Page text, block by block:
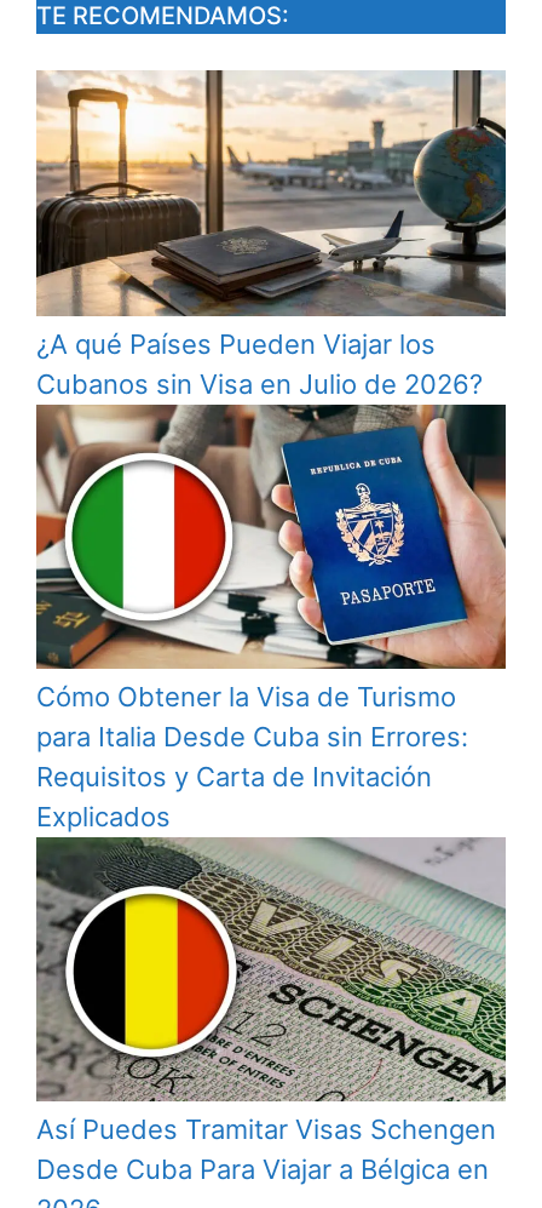
TE RECOMENDAMOS:
¿A qué Países Pueden Viajar los
Cubanos sin Visa en Julio de 2026?
Cómo Obtener la Visa de Turismo
para Italia Desde Cuba sin Errores:
Requisitos y Carta de Invitación
Explicados
Así Puedes Tramitar Visas Schengen
Desde Cuba Para Viajar a Bélgica en